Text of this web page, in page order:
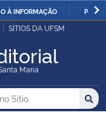
À INFORMAÇÃO
SÍTIOS DA UFSM
Maria
no no Sítio